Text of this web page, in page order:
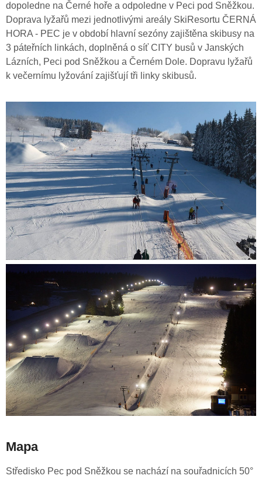
dopoledne na Černé hoře a odpoledne v Peci pod Sněžkou.
Doprava lyžařů mezi jednotlivými areály SkiResortu ČERNÁ
HORA - PEC je v období hlavní sezóny zajištěna skibusy na
3 páteřních linkách, doplněná o síť CITY busů v Janských
Lázních, Peci pod Sněžkou a Černém Dole. Dopravu lyžařů
k večernímu lyžování zajišťují tři linky skibusů.
Mapa
Středisko Pec pod Sněžkou se nachází na souřadnicích 50°